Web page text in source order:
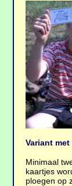
Variant
Minimaal
kaartjes
ploegen op